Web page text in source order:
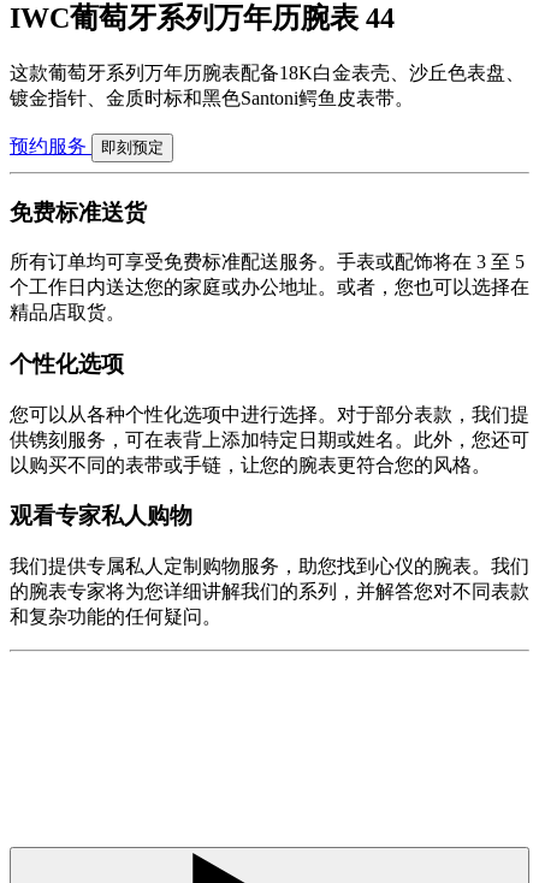
IWC葡萄牙系列万年历腕表 44
这款葡萄牙系列万年历腕表配备18K白金表壳、沙丘色表盘、
镀金指针、金质时标和黑色Santoni鳄鱼皮表带。
预约服务 即刻预定
免费标准送货
所有订单均可享受免费标准配送服务。手表或配饰将在 3 至 5
个工作日内送达您的家庭或办公地址。或者，您也可以选择在
精品店取货。
个性化选项
您可以从各种个性化选项中进行选择。对于部分表款，我们提
供镌刻服务，可在表背上添加特定日期或姓名。此外，您还可
以购买不同的表带或手链，让您的腕表更符合您的风格。
观看专家私人购物
我们提供专属私人定制购物服务，助您找到心仪的腕表。我们
的腕表专家将为您详细讲解我们的系列，并解答您对不同表款
和复杂功能的任何疑问。